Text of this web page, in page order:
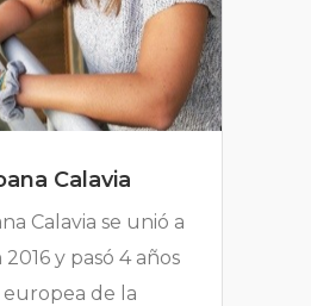
Calavia
Calavia se unió a
y pasó 4 años
europea de la